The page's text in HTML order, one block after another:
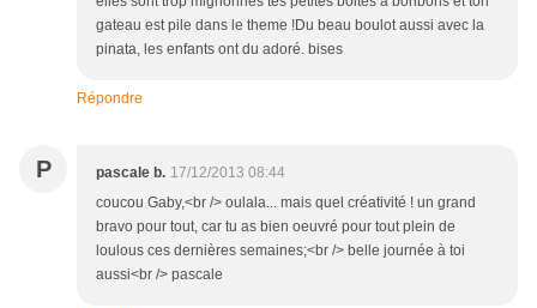
gateau est pile dans le theme !Du beau boulot aussi avec la
pinata, les enfants ont du adoré. bises
Répondre
P pascale b. 17/12/2013 08:44
coucou Gaby,<br /> oulala... mais quel créativité ! un grand
bravo pour tout, car tu as bien oeuvré pour tout plein de
loulous ces dernières semaines;<br /> belle journée à toi
aussi<br /> pascale